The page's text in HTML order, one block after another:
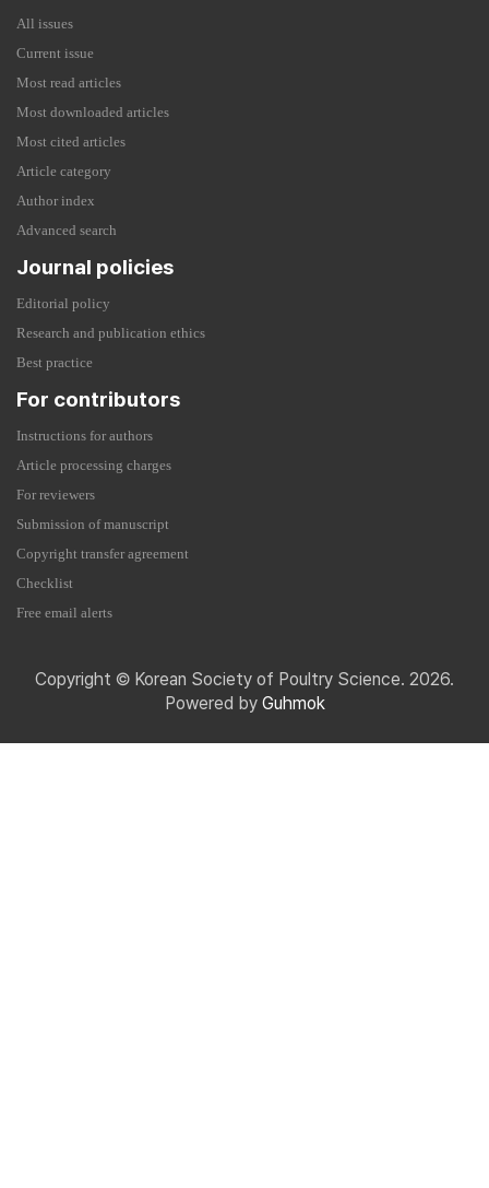
All issues
Current issue
Most read articles
Most downloaded articles
Most cited articles
Article category
Author index
Advanced search
Journal policies
Editorial policy
Research and publication ethics
Best practice
For contributors
Instructions for authors
Article processing charges
For reviewers
Submission of manuscript
Copyright transfer agreement
Checklist
Free email alerts
Copyright © Korean Society of Poultry Science. 2026.
Powered by Guhmok